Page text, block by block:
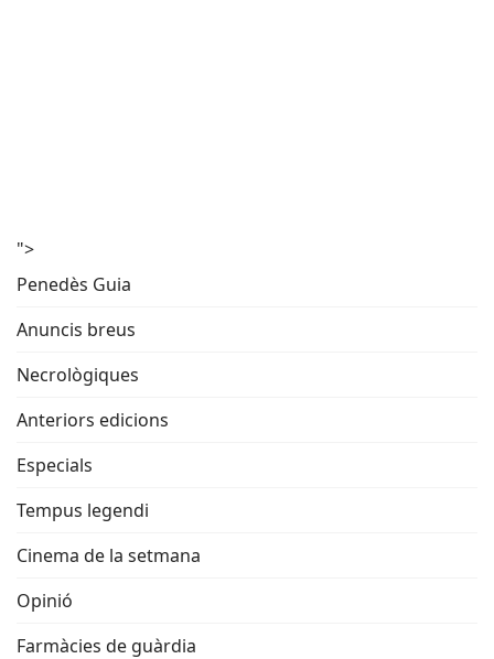
">
Penedès Guia
Anuncis breus
Necrològiques
Anteriors edicions
Especials
Tempus legendi
Cinema de la setmana
Opinió
Farmàcies de guàrdia